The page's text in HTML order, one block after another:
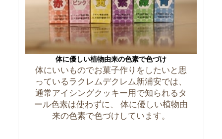
体に優しい植物由来の色素で色づけ
体にいいものでお菓子作りをしたいと思
っているラクレムデクレム新浦安では、
通常アイシングクッキー用で知られるタ
ール色素は使わずに、 体に優しい植物由
来の色素で色づけしています。